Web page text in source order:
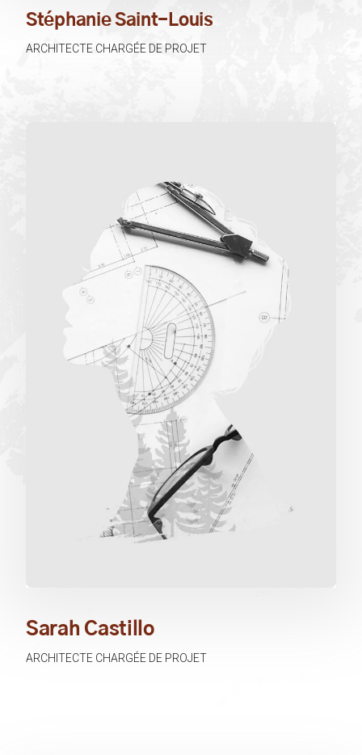
Stéphanie Saint-Louis
ARCHITECTE CHARGÉE DE PROJET
Sarah Castillo
ARCHITECTE CHARGÉE DE PROJET